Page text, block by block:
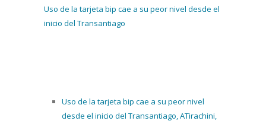
Uso de la tarjeta bip cae a su peor nivel desde el
inicio del Transantiago
Uso de la tarjeta bip cae a su peor nivel
desde el inicio del Transantiago, ATirachini,